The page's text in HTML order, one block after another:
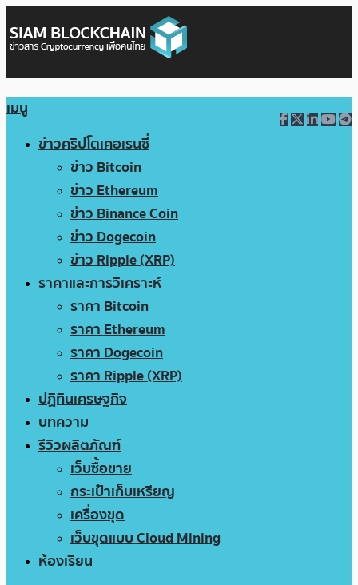
เมนู
ข่าวคริปโตเคอเรนซี่
ข่าว Bitcoin
ข่าว Ethereum
ข่าว Binance Coin
ข่าว Dogecoin
ข่าว Ripple (XRP)
ราคาและการวิเคราะห์
ราคา Bitcoin
ราคา Ethereum
ราคา Dogecoin
ราคา Ripple (XRP)
ปฏิทินเศรษฐกิจ
บทความ
รีวิวผลิตภัณฑ์
เว็บซื้อขาย
กระเป๋าเก็บเหรียญ
เครื่องขุด
เว็บขุดแบบ Cloud Mining
ห้องเรียน